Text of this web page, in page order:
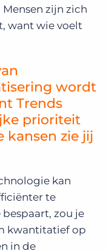
zijn zich
want wie voelt
wordt
Trends
prioriteit
kansen zie jij
kan
te
zou je
kwantitatief op
in de